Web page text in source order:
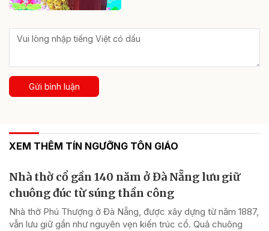
Gửi bình luận
XEM THÊM TÍN NGƯỠNG TÔN GIÁO
Nhà thờ cổ gần 140 năm ở Đà Nẵng lưu giữ
chuông đúc từ súng thần công
Nhà thờ Phú Thượng ở Đà Nẵng, được xây dựng từ năm 1887,
vẫn lưu giữ gần như nguyên vẹn kiến trúc cổ. Quả chuông